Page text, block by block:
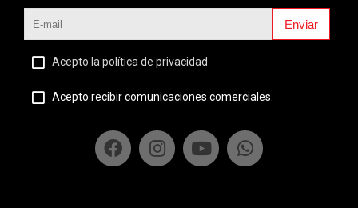
Enviar
Acepto la política de privacidad
Acepto recibir comunicaciones comerciales.